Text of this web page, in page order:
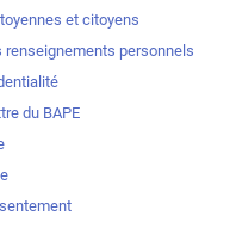
et citoyens
personnels
du BAPE